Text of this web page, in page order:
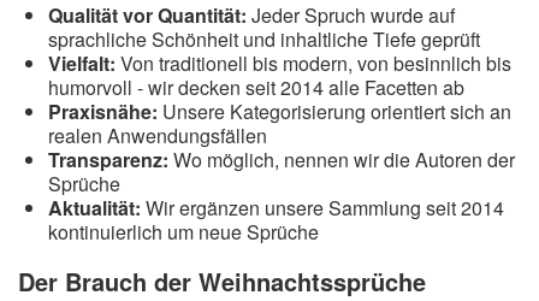
Qualität vor Quantität: Jeder Spruch wurde auf
sprachliche Schönheit und inhaltliche Tiefe geprüft
Vielfalt: Von traditionell bis modern, von besinnlich bis
humorvoll - wir decken seit 2014 alle Facetten ab
Praxisnähe: Unsere Kategorisierung orientiert sich an
realen Anwendungsfällen
Transparenz: Wo möglich, nennen wir die Autoren der
Sprüche
Aktualität: Wir ergänzen unsere Sammlung seit 2014
kontinuierlich um neue Sprüche
Der Brauch der Weihnachtssprüche